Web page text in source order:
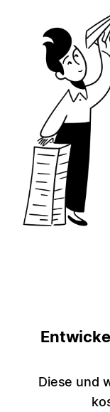
Diese und